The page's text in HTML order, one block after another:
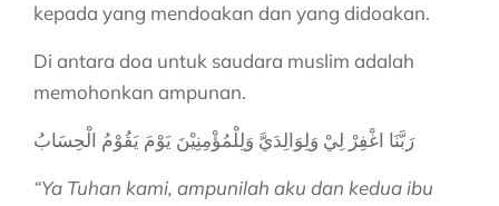
kepada yang mendoakan dan yang didoakan.
Di antara doa untuk saudara muslim adalah
memohonkan ampunan.
رَبَّنَا اغْفِرْ لِيْ وَلِوَالِدَيَّ وَلِلْمُؤْمِنِيْنَ يَوْمَ يَقُوْمُ الْحِسَابُ
“Ya Tuhan kami, ampunilah aku dan kedua ibu